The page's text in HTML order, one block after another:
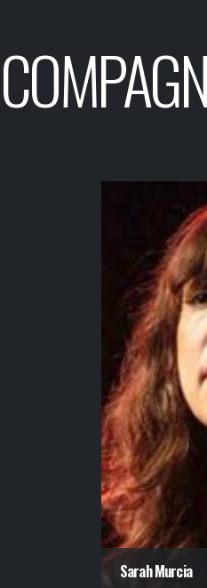
Sarah Murcia